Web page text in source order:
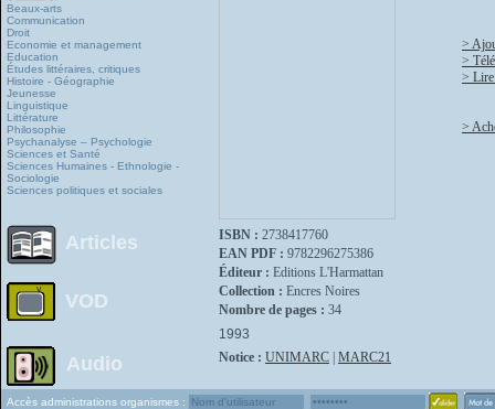
Beaux-arts
Communication
Droit
Economie et management
Education
Études littéraires, critiques
Histoire - Géographie
Jeunesse
Linguistique
Littérature
Philosophie
Psychanalyse – Psychologie
Sciences et Santé
Sciences Humaines - Ethnologie -
Sociologie
Sciences politiques et sociales
Articles
VOD
Audio
ISBN : 2738417760
EAN PDF : 9782296275386
Éditeur : Editions L'Harmattan
Collection : Encres Noires
Nombre de pages : 34
1993
Notice : UNIMARC MARC21
>
>
> Lire
>
Accès administrations organismes :